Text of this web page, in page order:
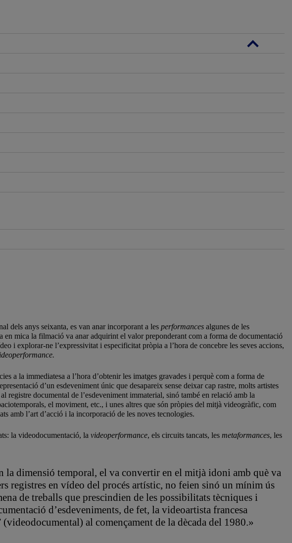
dels anys seixanta, es van anar incorporant a les performances algunes de les
mica la filmació va anar adquirint el valor preponderant com a forma de documentació
i explorar-ne l’expressivitat i especificitat pròpia a l’hora de concebre les seves accions,
a la immediatesa a l’hora d’obtenir les imatges gravades i perquè com a forma de
d’un esdeveniment únic que desapareix sense deixar cap rastre, molts artistes
registre documental de l’esdeveniment immaterial, sinó també en relació amb la
el moviment, etc., i unes altres que són pròpies del mitjà videogràfic, com
amb l’art d’acció i la incorporació de les noves tecnologies.
la videodocumentació, la videoperformance, els circuits tancats, les metaformances, les
dimensió temporal, el va convertir en el mitjà idoni amb què va
registres en vídeo del procés artístic, no feien sinó un mínim ús
de treballs que prescindien de les possibilitats tècniques i
d’esdeveniments, de fet, la videoartista francesa
al començament de la dècada del 1980.»